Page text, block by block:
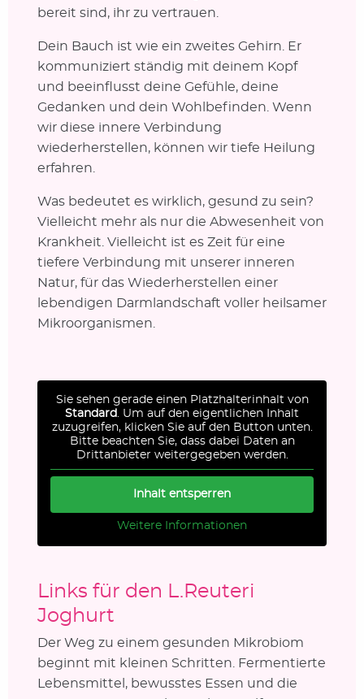
bereit sind, ihr zu vertrauen.
Dein Bauch ist wie ein zweites Gehirn. Er
kommuniziert ständig mit deinem Kopf
und beeinflusst deine Gefühle, deine
Gedanken und dein Wohlbefinden. Wenn
wir diese innere Verbindung
wiederherstellen, können wir tiefe Heilung
erfahren.
Was bedeutet es wirklich, gesund zu sein?
Vielleicht mehr als nur die Abwesenheit von
Krankheit. Vielleicht ist es Zeit für eine
tiefere Verbindung mit unserer inneren
Natur, für das Wiederherstellen einer
lebendigen Darmlandschaft voller heilsamer
Mikroorganismen.
Sie sehen gerade einen Platzhalterinhalt von
Standard. Um auf den eigentlichen Inhalt
zuzugreifen, klicken Sie auf den Button unten.
Bitte beachten Sie, dass dabei Daten an
Drittanbieter weitergegeben werden.
Inhalt entsperren
Weitere Informationen
Links für den L.Reuteri
Joghurt
Der Weg zu einem gesunden Mikrobiom
beginnt mit kleinen Schritten. Fermentierte
Lebensmittel, bewusstes Essen und die